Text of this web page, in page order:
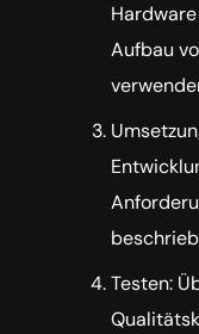
Aufbau
Testen: